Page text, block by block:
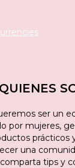
QUIENES
ser un
por mujeres,
prácticos
una
comparta tips y